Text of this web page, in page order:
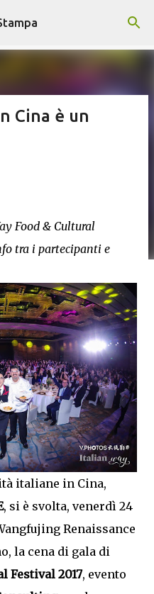
principali
Cina è un
Food & Cultural
tra i partecipanti e
italiane in Cina,
, si è svolta, venerdì 24
Renaissance
la cena di gala di
Festival 2017, evento